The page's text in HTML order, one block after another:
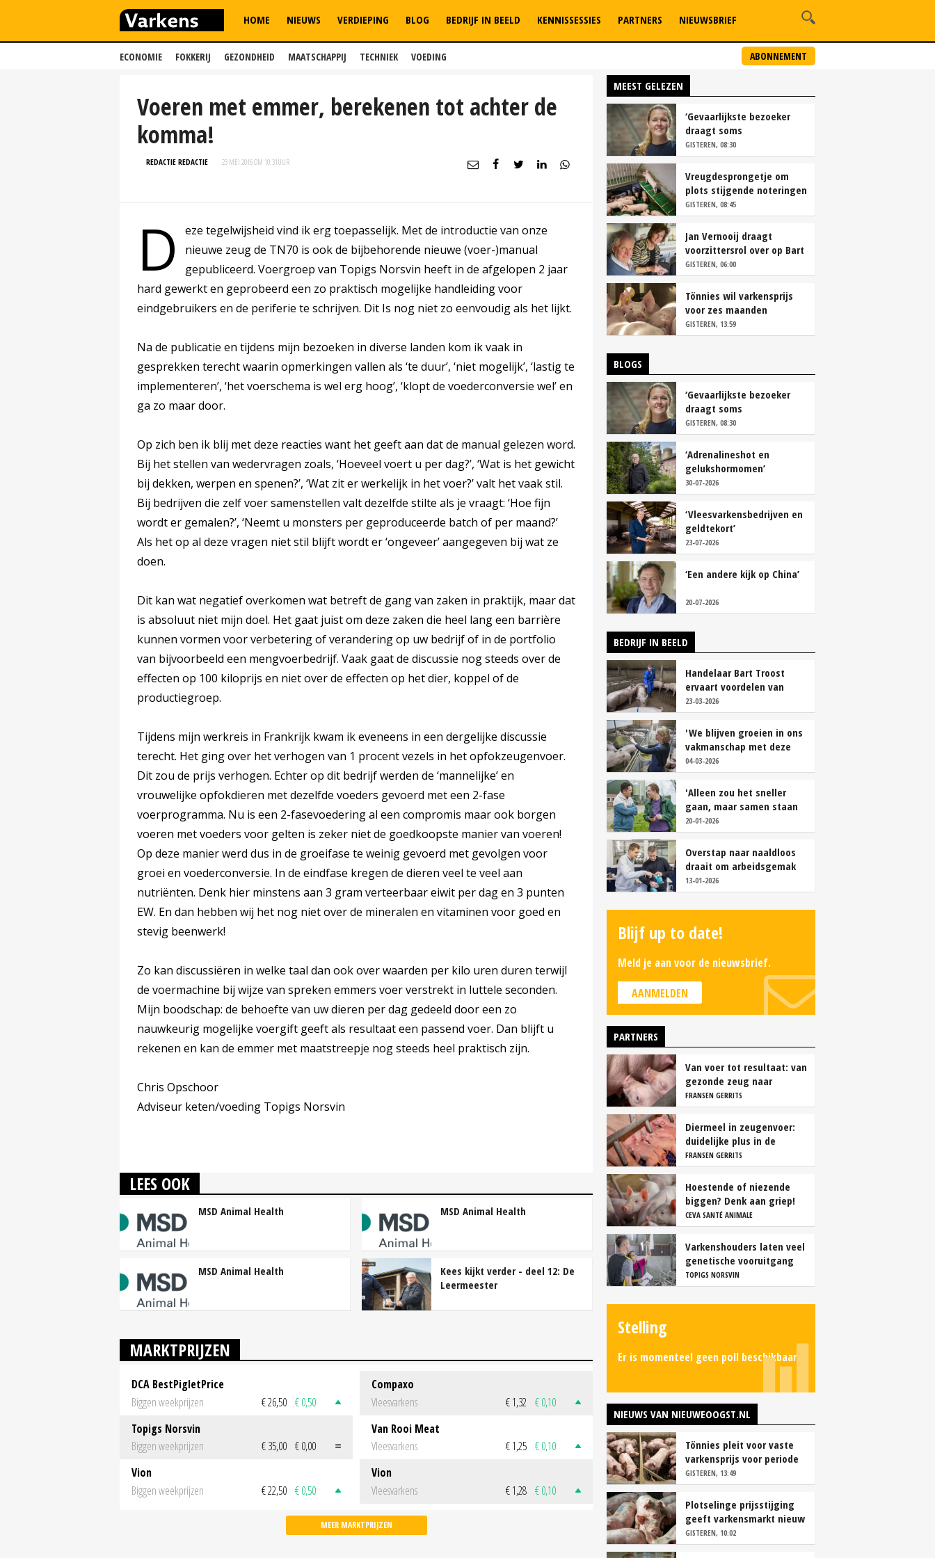
ECONOMIE FOKKERIJ GEZONDHEID MAATSCHAPPIJ TECHNIEK VOEDING ABONNEMENT
HOME NIEUWS VERDIEPING BLOG BEDRIJF IN BEELD KENNISSESSIES PARTNERS NIEUWSBRIEF
Voeren met emmer, berekenen tot achter de
komma!
REDACTIE REDACTIE 23 MEI 2016 OM 10:31UUR
D
eze tegelwijsheid vind ik erg toepasselijk. Met de introductie van onze
nieuwe zeug de TN70 is ook de bijbehorende nieuwe (voer-)manual
gepubliceerd. Voergroep van Topigs Norsvin heeft in de afgelopen 2 jaar
hard gewerkt en geprobeerd een zo praktisch mogelijke handleiding voor
eindgebruikers en de periferie te schrijven. Dit Is nog niet zo eenvoudig als het lijkt.
Na de publicatie en tijdens mijn bezoeken in diverse landen kom ik vaak in
gesprekken terecht waarin opmerkingen vallen als ‘te duur’, ‘niet mogelijk’, ‘lastig te
implementeren’, ‘het voerschema is wel erg hoog’, ‘klopt de voederconversie wel’ en
ga zo maar door.
Op zich ben ik blij met deze reacties want het geeft aan dat de manual gelezen word.
Bij het stellen van wedervragen zoals, ‘Hoeveel voert u per dag?’, ‘Wat is het gewicht
bij dekken, werpen en spenen?’, ‘Wat zit er werkelijk in het voer?’ valt het vaak stil.
Bij bedrijven die zelf voer samenstellen valt dezelfde stilte als je vraagt: ‘Hoe fijn
wordt er gemalen?’, ‘Neemt u monsters per geproduceerde batch of per maand?’
Als het op al deze vragen niet stil blijft wordt er ‘ongeveer’ aangegeven bij wat ze
doen.
Dit kan wat negatief overkomen wat betreft de gang van zaken in praktijk, maar dat
is absoluut niet mijn doel. Het gaat juist om deze zaken die heel lang een barrière
kunnen vormen voor verbetering of verandering op uw bedrijf of in de portfolio
van bijvoorbeeld een mengvoerbedrijf. Vaak gaat de discussie nog steeds over de
effecten op 100 kiloprijs en niet over de effecten op het dier, koppel of de
productiegroep.
Tijdens mijn werkreis in Frankrijk kwam ik eveneens in een dergelijke discussie
terecht. Het ging over het verhogen van 1 procent vezels in het opfokzeugenvoer.
Dit zou de prijs verhogen. Echter op dit bedrijf werden de ‘mannelijke’ en
vrouwelijke opfokdieren met dezelfde voeders gevoerd met een 2-fase
voerprogramma. Nu is een 2-fasevoedering al een compromis maar ook borgen
voeren met voeders voor gelten is zeker niet de goedkoopste manier van voeren!
Op deze manier werd dus in de groeifase te weinig gevoerd met gevolgen voor
groei en voederconversie. In de eindfase kregen de dieren veel te veel aan
nutriënten. Denk hier minstens aan 3 gram verteerbaar eiwit per dag en 3 punten
EW. En dan hebben wij het nog niet over de mineralen en vitaminen voor goed en
stevig beenwerk!
Zo kan discussiëren in welke taal dan ook over waarden per kilo uren duren terwijl
de voermachine bij wijze van spreken emmers voer verstrekt in luttele seconden.
Mijn boodschap: de behoefte van uw dieren per dag gedeeld door een zo
nauwkeurig mogelijke voergift geeft als resultaat een passend voer. Dan blijft u
rekenen en kan de emmer met maatstreepje nog steeds heel praktisch zijn.
Chris Opschoor
Adviseur keten/voeding Topigs Norsvin
LEES OOK
MSD Animal Health MSD Animal Health
MSD Animal Health
Kees kijkt verder - deel 12: De
Leermeester
MARKTPRIJZEN
DCA BestPigletPrice
Biggen weekprijzen
€ 26,50 € 0,50
Topigs Norsvin
Biggen weekprijzen
€ 35,00 € 0,00
Vion
Biggen weekprijzen
€ 22,50 € 0,50
Compaxo
Vleesvarkens
€ 1,32 € 0,10
Van Rooi Meat
Vleesvarkens
€ 1,25 € 0,10
Vion
Vleesvarkens
€ 1,28 € 0,10
MEER MARKTPRIJZEN
MEEST GELEZEN
‘Gevaarlijkste bezoeker
draagt soms
overschoenen’
GISTEREN, 08:30
Vreugdesprongetje om
plots stijgende noteringen
GISTEREN, 08:45
Jan Vernooij draagt
voorzittersrol over op Bart
Camps
GISTEREN, 06:00
Tönnies wil varkensprijs
voor zes maanden
vastleggen
GISTEREN, 13:59
BLOGS
‘Gevaarlijkste bezoeker
draagt soms
overschoenen’
GISTEREN, 08:30
‘Adrenalineshot en
gelukshormomen’
30-07-2026
‘Vleesvarkensbedrijven en
geldtekort’
23-07-2026
‘Een andere kijk op China’
20-07-2026
BEDRIJF IN BEELD
Handelaar Bart Troost
ervaart voordelen van
coöperatieve voerfusie
23-03-2026
'We blijven groeien in ons
vakmanschap met deze
teamaanpak'
04-03-2026
'Alleen zou het sneller
gaan, maar samen staan
we stukken sterker'
20-01-2026
Overstap naar naaldloos
draait om arbeidsgemak
en diervriendelijkheid
13-01-2026
Blijf up to date!
Meld je aan voor de nieuwsbrief.
AANMELDEN
PARTNERS
Van voer tot resultaat: van
gezonde zeug naar
succesvolle biggen
FRANSEN GERRITS
Diermeel in zeugenvoer:
duidelijke plus in de
kraamstal
FRANSEN GERRITS
Hoestende of niezende
biggen? Denk aan griep!
CEVA SANTÉ ANIMALE
Varkenshouders laten veel
genetische vooruitgang
liggen
TOPIGS NORSVIN
Stelling
Er is momenteel geen poll beschikbaar.
NIEUWS VAN NIEUWEOOGST.NL
Tönnies pleit voor vaste
varkensprijs voor periode
van zes maanden
GISTEREN, 13:49
Plotselinge prijsstijging
geeft varkensmarkt nieuw
perspectief
GISTEREN, 10:02